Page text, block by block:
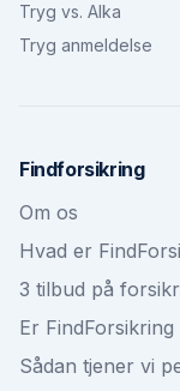
Tryg vs. Alka
Tryg anmeldelse
Findforsikring
Om os
Hvad er
3 tilbud på
Er FindForsikring
Sådan tjener vi